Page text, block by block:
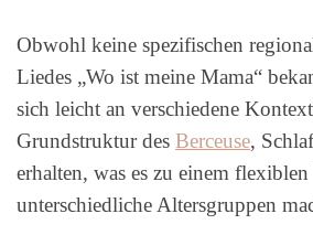
Obwohl keine spezifischen
Liedes „Wo ist meine Mama“
sich leicht an verschiedene
Grundstruktur des Berceuse,
erhalten, was es zu einem
unterschiedliche Altersgruppen